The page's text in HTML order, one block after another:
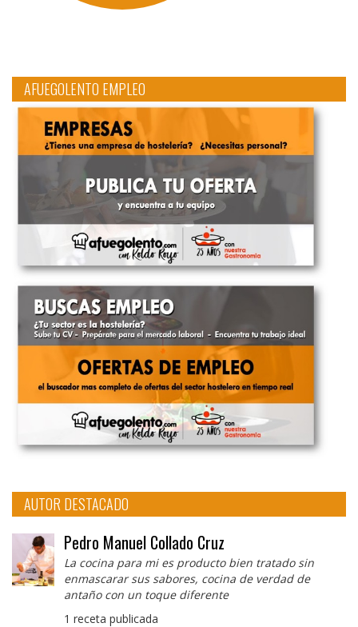
AFUEGOLENTO EMPLEO
AUTOR DESTACADO
Pedro Manuel Collado Cruz
La cocina para mi es producto bien tratado sin
enmascarar sus sabores, cocina de verdad de
antaño con un toque diferente
1 receta publicada